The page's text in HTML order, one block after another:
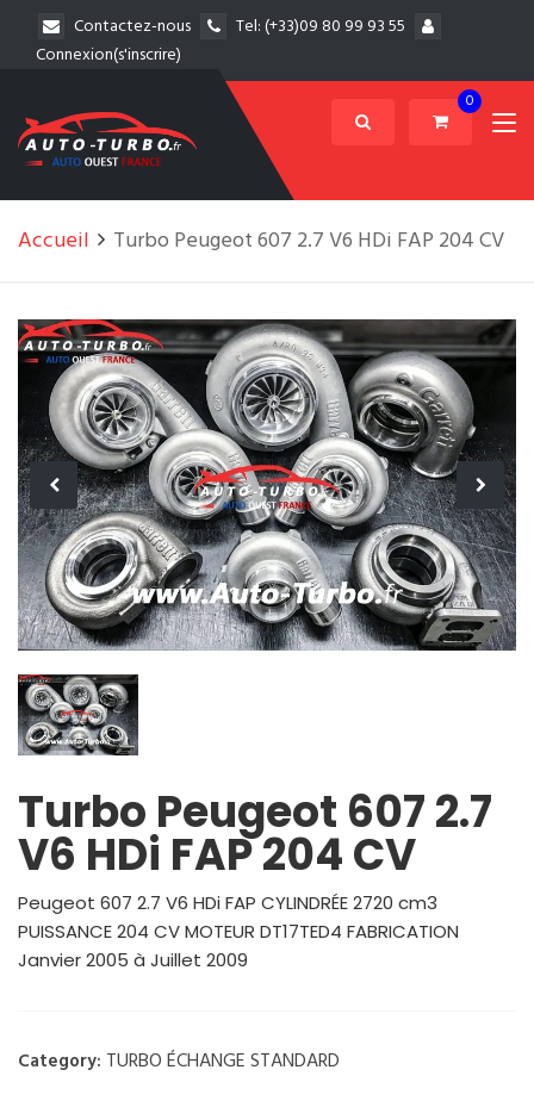
Contactez-nous Tel:(+33)09 80 99 93 55
Connexion(s'inscrire)
0
Accueil Turbo Peugeot 607 2.7 V6 HDi FAP 204 CV
Turbo Peugeot 607 2.7
V6 HDi FAP 204 CV
Peugeot 607 2.7 V6 HDi FAP CYLINDRÉE 2720 cm3
PUISSANCE 204 CV MOTEUR DT17TED4 FABRICATION
Janvier 2005 à Juillet 2009
Category: TURBO ÉCHANGE STANDARD